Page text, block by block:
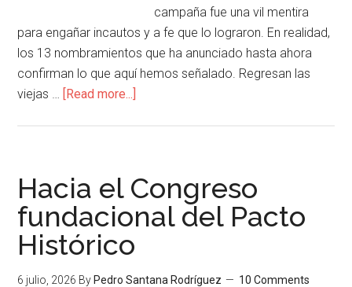
campaña fue una vil mentira
para engañar incautos y a fe que lo lograron. En realidad,
los 13 nombramientos que ha anunciado hasta ahora
confirman lo que aquí hemos señalado. Regresan las
viejas … [Read more...]
Hacia el Congreso
fundacional del Pacto
Histórico
6 julio, 2026 By Pedro Santana Rodríguez 10 Comments